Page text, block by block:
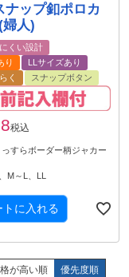
ナップ釦ポロカ
婦人)
くい設計
り
LLサイズあり
く
スナップボタン
税込
すらボーダー柄ジャカー
M～L、LL
トに入れる
が高い順 優先度順